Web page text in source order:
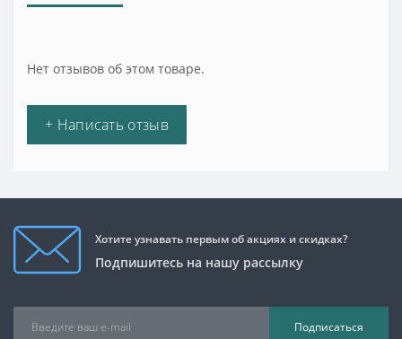
Нет отзывов об этом товаре.
+ Написать отзыв
Хотите узнавать первым об акциях и скидках?
Подпишитесь на нашу рассылку
Подписаться